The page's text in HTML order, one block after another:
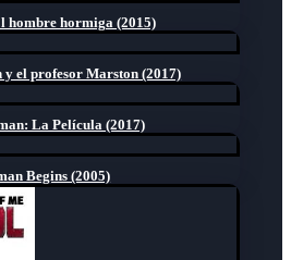
hombre hormiga (2015)
y el profesor Marston (2017)
La Película (2017)
Begins (2005)